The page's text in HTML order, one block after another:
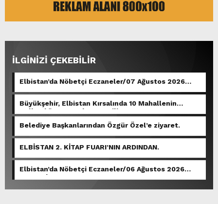
İLGİNİZİ ÇEKEBİLİR
Elbistan’da Nöbetçi Eczaneler/07 Ağustos 2026
Büyükşehir, Elbistan Kırsalında 10 Mahallenin
Kullandığı Grup Yolunu Yeniliyor.
Belediye Başkanlarından Özgür Özel’e ziyaret.
ELBİSTAN 2. KİTAP FUARI’NIN ARDINDAN.
Elbistan’da Nöbetçi Eczaneler/06 Ağustos 2026
Perşembe